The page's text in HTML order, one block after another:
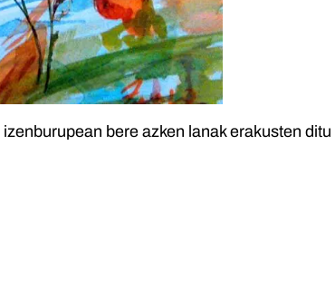
izenburupean bere azken lanak erakusten ditu